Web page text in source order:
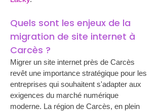
Quels sont les enjeux de la
migration de site internet à
Carcès ?
Migrer un site internet près de Carcès
revêt une importance stratégique pour les
entreprises qui souhaitent s'adapter aux
exigences du marché numérique
moderne. La région de Carcès, en plein